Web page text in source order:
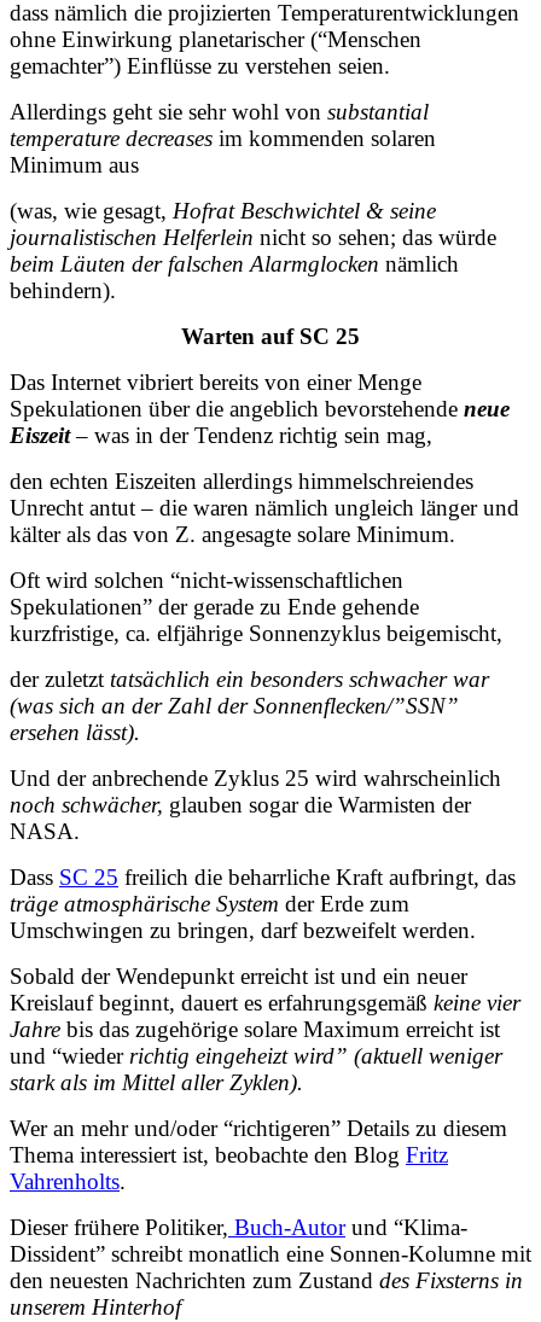
dass nämlich die projizierten Temperaturentwicklungen
ohne Einwirkung planetarischer (“Menschen
gemachter”) Einflüsse zu verstehen seien.
Allerdings geht sie sehr wohl von substantial
temperature decreases im kommenden solaren
Minimum aus
(was, wie gesagt, Hofrat Beschwichtel & seine
journalistischen Helferlein nicht so sehen; das würde
beim Läuten der falschen Alarmglocken nämlich
behindern).
Warten auf SC 25
Das Internet vibriert bereits von einer Menge
Spekulationen über die angeblich bevorstehende neue
Eiszeit– was in der Tendenz richtig sein mag,
den echten Eiszeiten allerdings himmelschreiendes
Unrecht antut – die waren nämlich ungleich länger und
kälter als das von Z. angesagte solare Minimum.
Oft wird solchen “nicht-wissenschaftlichen
Spekulationen” der gerade zu Ende gehende
kurzfristige, ca. elfjährige Sonnenzyklus beigemischt,
der zuletzt tatsächlich ein besonders schwacher war
(was sich an der Zahl der Sonnenflecken/”SSN”
ersehen lässt).
Und der anbrechende Zyklus 25 wird wahrscheinlich
noch schwächer, glauben sogar die Warmisten der
NASA.
Dass SC 25 freilich die beharrliche Kraft aufbringt, das
träge atmosphärische System der Erde zum
Umschwingen zu bringen, darf bezweifelt werden.
Sobald der Wendepunkt erreicht ist und ein neuer
Kreislauf beginnt, dauert es erfahrungsgemäß keine vier
Jahre bis das zugehörige solare Maximum erreicht ist
und “wieder richtig eingeheizt wird” (aktuell weniger
stark als im Mittel aller Zyklen).
Wer an mehr und/oder “richtigeren” Details zu diesem
Thema interessiert ist, beobachte den Blog Fritz
Vahrenholts.
Dieser frühere Politiker, Buch-Autorund “Klima-
Dissident” schreibt monatlich eine Sonnen-Kolumne mit
den neuesten Nachrichten zum Zustand des Fixsterns in
unserem Hinterhof